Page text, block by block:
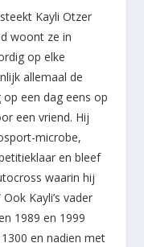
Kayli Otzer
woont ze in
op elke
allemaal de
een dag eens op
een vriend. Hij
microbe,
en bleef
waarin hij
Kayli’s vader
1989 en 1999
en nadien met